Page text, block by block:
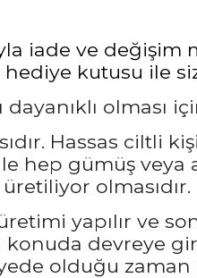
iade ve
hediye kutusu ile
olması
Hassas ciltli
hep gümüş
olmasıdır.
yapılır ve
devreye
olduğu